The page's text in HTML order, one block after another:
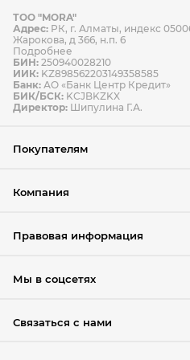
Способы оплаты Способы
Условия возврата товара
ТОО "MORA"
Адрес: РК, г. Алматы, индекс
Жарокова, д 366, н.п. 6
Подробнее
БИН: 250940028210
ИИК: KZ898562203149358585
Банк: АО «Банк Центр Кредит»
БИК/БСК: KCJBKZKX
Директор: Шипулина Г.А.
Покупателям
Компания
Правовая информация
Мы в соцсетях
Связаться с нами